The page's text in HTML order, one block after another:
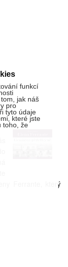
Ferrante, který
funkcí
jak náš
pro
tyto údaje
které jste
toho, že